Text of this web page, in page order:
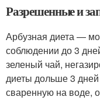
Разрешенные и
Арбузная диета —
соблюдении до 3
зеленый чай,
диеты дольше 3
сваренную на воде,